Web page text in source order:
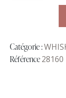
Catégorie :
Référence28160